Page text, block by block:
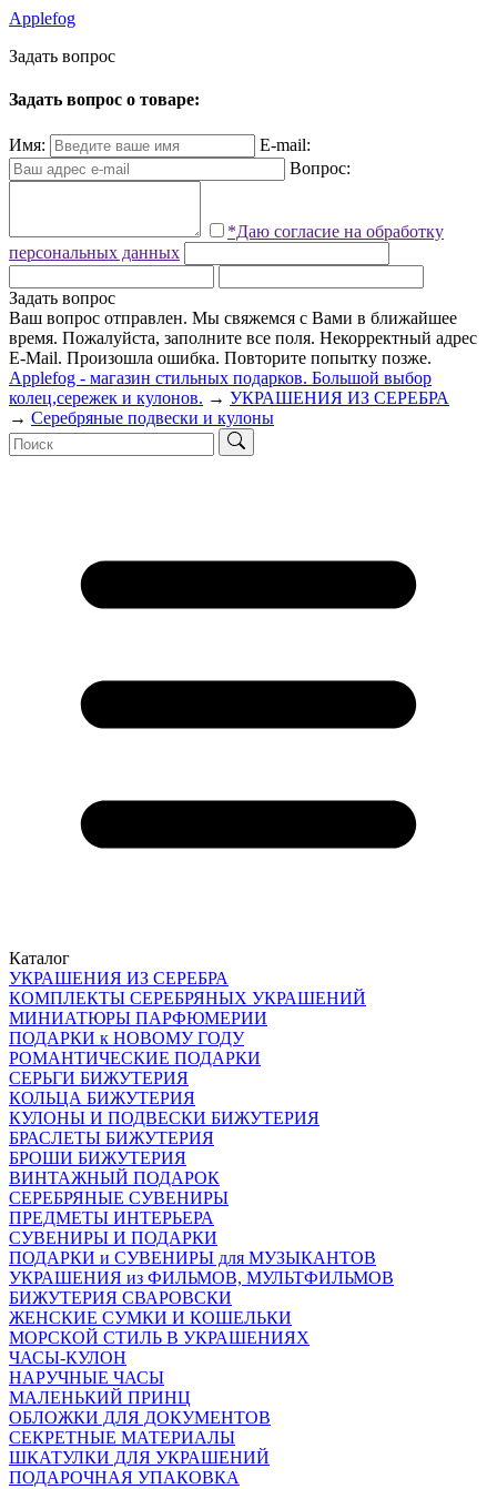
Applefog
Задать вопрос
Задать вопрос о товаре:
Имя:
E-mail:
Вопрос:
*Даю согласие на обработку
персональных данных
Задать вопрос
Ваш вопрос отправлен. Мы свяжемся с Вами в ближайшее
время. Пожалуйста, заполните все поля. Некорректный адрес
E-Mail. Произошла ошибка. Повторите попытку позже.
Applefog - магазин стильных подарков. Большой выбор
колец,сережек и кулонов. → УКРАШЕНИЯ ИЗ СЕРЕБРА
→ Серебряные подвески и кулоны
Каталог
УКРАШЕНИЯ ИЗ СЕРЕБРА
КОМПЛЕКТЫ СЕРЕБРЯНЫХ УКРАШЕНИЙ
МИНИАТЮРЫ ПАРФЮМЕРИИ
ПОДАРКИ к НОВОМУ ГОДУ
РОМАНТИЧЕСКИЕ ПОДАРКИ
СЕРЬГИ БИЖУТЕРИЯ
КОЛЬЦА БИЖУТЕРИЯ
КУЛОНЫ И ПОДВЕСКИ БИЖУТЕРИЯ
БРАСЛЕТЫ БИЖУТЕРИЯ
БРОШИ БИЖУТЕРИЯ
ВИНТАЖНЫЙ ПОДАРОК
СЕРЕБРЯНЫЕ СУВЕНИРЫ
ПРЕДМЕТЫ ИНТЕРЬЕРА
СУВЕНИРЫ И ПОДАРКИ
ПОДАРКИ и СУВЕНИРЫ для МУЗЫКАНТОВ
УКРАШЕНИЯ из ФИЛЬМОВ, МУЛЬТФИЛЬМОВ
БИЖУТЕРИЯ СВАРОВСКИ
ЖЕНСКИЕ СУМКИ И КОШЕЛЬКИ
МОРСКОЙ СТИЛЬ В УКРАШЕНИЯХ
ЧАСЫ-КУЛОН
НАРУЧНЫЕ ЧАСЫ
МАЛЕНЬКИЙ ПРИНЦ
ОБЛОЖКИ ДЛЯ ДОКУМЕНТОВ
СЕКРЕТНЫЕ МАТЕРИАЛЫ
ШКАТУЛКИ ДЛЯ УКРАШЕНИЙ
ПОДАРОЧНАЯ УПАКОВКА